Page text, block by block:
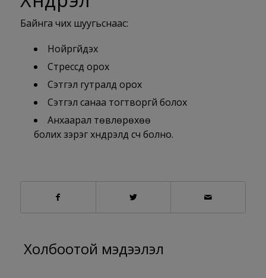
Байнга чих шуугьснаас:
Нойргүйдэх
Стрессд орох
Сэтгэл гутралд орох
Сэтгэл санаа тогтворгүй болох
Анхаарал төвлөрөхөө
болих зэрэг хүндрэлүүд үүсч болно.
Холбоотой мэдээлэл